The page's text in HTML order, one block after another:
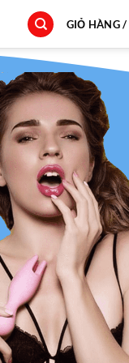
GIỎ HÀNG /